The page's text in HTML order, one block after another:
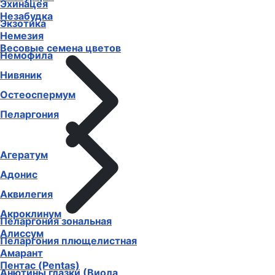
Незабудка
Немезия
Немофила
Нивяник
Остеоспермум
Пеларгония
Пеларгония зональная
Пеларгония плющелистная
Пентас (Pentas)
Эхинацея
Экзотика
Весовые семена цветов
Агератум
Адонис
Аквилегия
Акроклинум
Алиссум
Амарант
Анютины глазки (Виола